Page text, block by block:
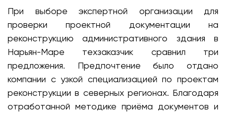
При выборе экспертной организации для
проверки проектной документации на
реконструкцию административного здания в
Нарьян-Маре техзаказчик сравнил три
предложения. Предпочтение было отдано
компании с узкой специализацией по проектам
реконструкции в северных регионах. Благодаря
отработанной методике приёма документов и